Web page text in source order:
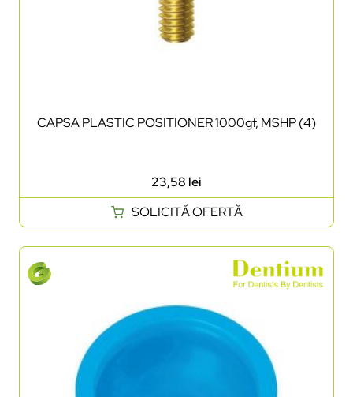
CAPSA PLASTIC POSITIONER 1000gf, MSHP (4)
23,58 lei
SOLICITĂ OFERTĂ